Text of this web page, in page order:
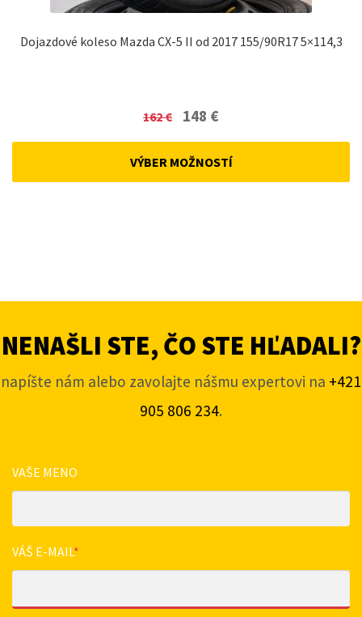
Dojazdové koleso Mazda CX-5 II od 2017 155/90R17 5×114,3
162€
Original
was:
148 €Current
VÝBER MOŽNOSTÍ
NENAŠLI STE, ČO STE HĽADALI?
napíšte nám alebo zavolajte nášmu expertovi na +421
905 806 234.
VAŠE MENO
VÁŠ E-MAIL*